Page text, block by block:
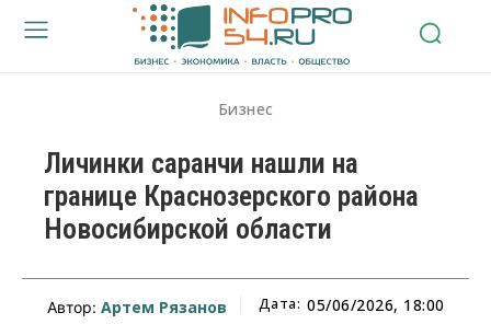
Бизнес
Личинки саранчи нашли на
границе Краснозерского района
Новосибирской области
Автор: Артем Рязанов Дата: 05/06/2026, 18:00